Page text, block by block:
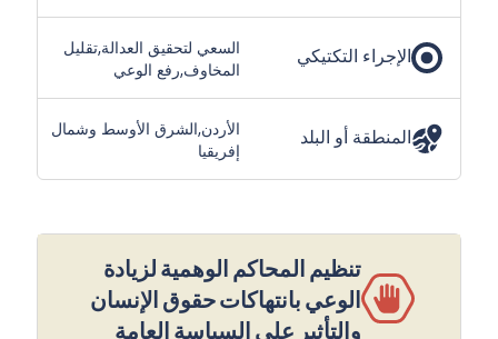
الإجراء التكتيكي
السعي لتحقيق العدالة,تقليل
المخاوف,رفع الوعي
المنطقة أو البلد
الأردن,الشرق الأوسط وشمال
إفريقيا
تنظيم المحاكم الوهمية لزيادة
الوعي بانتهاكات حقوق الإنسان
والتأثير على السياسة العامة